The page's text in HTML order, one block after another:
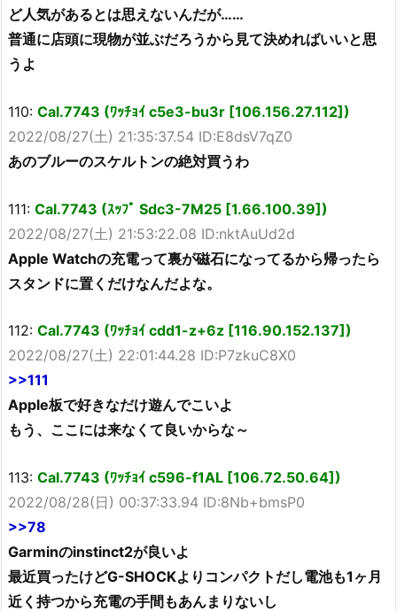
ど人気があるとは思えないんだが……
普通に店頭に現物が並ぶだろうから見て決めればいいと思
うよ
110: Cal.7743 (ﾜｯﾁｮｲ c5e3-bu3r [106.156.27.112])
2022/08/27(土) 21:35:37.54 ID:E8dsV7qZ0
あのブルーのスケルトンの絶対買うわ
111: Cal.7743 (ｽｯﾌﾟ Sdc3-7M25 [1.66.100.39])
2022/08/27(土) 21:53:22.08 ID:nktAuUd2d
Apple Watchの充電って裏が磁石になってるから帰ったら
スタンドに置くだけなんだよな。
112: Cal.7743 (ﾜｯﾁｮｲ cdd1-z+6z [116.90.152.137])
2022/08/27(土) 22:01:44.28 ID:P7zkuC8X0
>>111
Apple板で好きなだけ遊んでこいよ
もう、ここには来なくて良いからな～
113: Cal.7743 (ﾜｯﾁｮｲ c596-f1AL [106.72.50.64])
2022/08/28(日) 00:37:33.94 ID:8Nb+bmsP0
>>78
Garminのinstinct2が良いよ
最近買ったけどG-SHOCKよりコンパクトだし電池も1ヶ月
近く持つから充電の手間もあんまりないし